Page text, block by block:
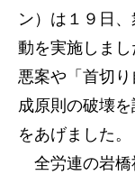
ン）は１９日
動を実施しま
悪案や「首切
成原則の破壊
をあげました。
全労連の岩橋